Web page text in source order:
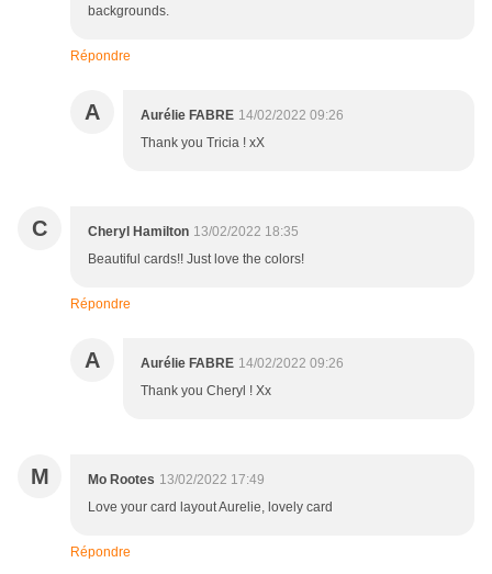
backgrounds.
Répondre
A Aurélie FABRE 14/02/2022 09:26
Thank you Tricia ! xX
C Cheryl Hamilton 13/02/2022 18:35
Beautiful cards!! Just love the colors!
Répondre
A Aurélie FABRE 14/02/2022 09:26
Thank you Cheryl ! Xx
M Mo Rootes 13/02/2022 17:49
Love your card layout Aurelie, lovely card
Répondre